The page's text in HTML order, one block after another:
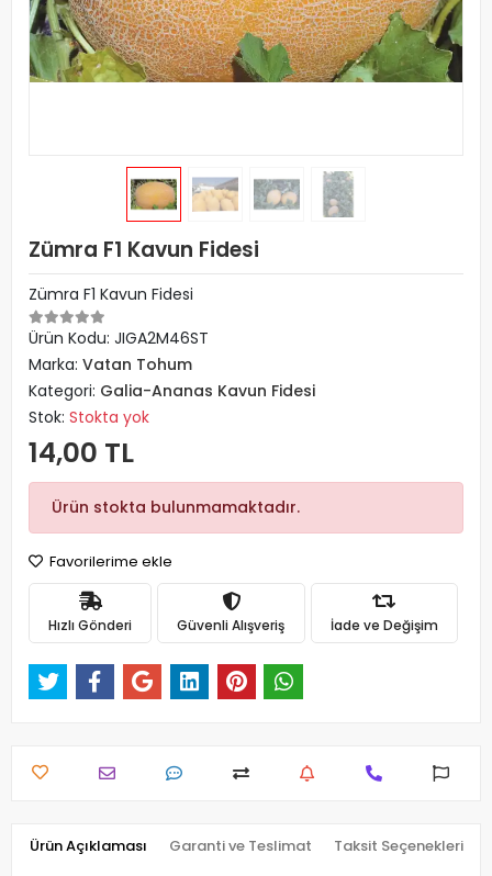
Zümra F1 Kavun Fidesi
Zümra F1 Kavun Fidesi
Ürün Kodu: JIGA2M46ST
Marka: Vatan Tohum
Kategori: Galia-Ananas Kavun Fidesi
Stok: Stokta yok
14,00 TL
Ürün stokta bulunmamaktadır.
Favorilerime ekle
Hızlı Gönderi Güvenli Alışveriş İade ve Değişim
Ürün Açıklaması Garanti ve Teslimat Taksit Seçenekleri